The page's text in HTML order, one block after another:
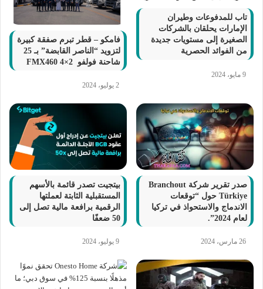
تاب للمدفوعات وطيران
الإمارات يحلقان بالشركات
الصغيرة إلى مستويات جديدة
من الفوائد الحصرية
9 مايو، 2024
فامكو – قطر تبرم صفقة كبيرة
لتزويد “الناصر القابضة” بـ 25
شاحنة فولفو FMX460 4×2
2 يوليو، 2024
صدر تقرير شركة Branchout
Türkiye حول “توقعات
الاندماج والاستحواذ في تركيا
لعام 2024”.
26 مارس، 2024
بيتجيت تصدر قائمة بالأسهم
المستقبلية الثابتة لعملتها
الرقمية برافعة مالية تصل إلى
50 ضعفًا
9 يوليو، 2024